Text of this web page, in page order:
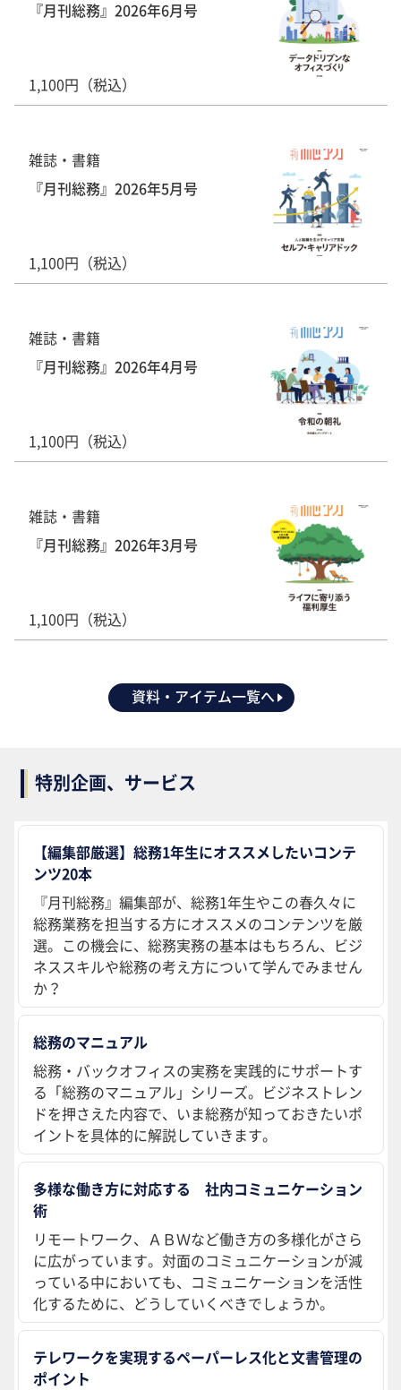
『月刊総務』2026年6月号
1,100円（税込）
雑誌・書籍
『月刊総務』2026年5月号
1,100円（税込）
雑誌・書籍
『月刊総務』2026年4月号
1,100円（税込）
雑誌・書籍
『月刊総務』2026年3月号
1,100円（税込）
資料・アイテム一覧へ
特別企画、サービス
【編集部厳選】総務1年生にオススメしたいコンテ
ンツ20本
『月刊総務』編集部が、総務1年生やこの春久々に
総務業務を担当する方にオススメのコンテンツを厳
選。この機会に、総務実務の基本はもちろん、ビジ
ネススキルや総務の考え方について学んでみません
か？
総務のマニュアル
総務・バックオフィスの実務を実践的にサポートす
る「総務のマニュアル」シリーズ。ビジネストレン
ドを押さえた内容で、いま総務が知っておきたいポ
イントを具体的に解説していきます。
多様な働き方に対応する 社内コミュニケーション
術
リモートワーク、ＡＢＷなど働き方の多様化がさら
に広がっています。対面のコミュニケーションが減
っている中においても、コミュニケーションを活性
化するために、どうしていくべきでしょうか。
テレワークを実現するペーパーレス化と文書管理の
ポイント